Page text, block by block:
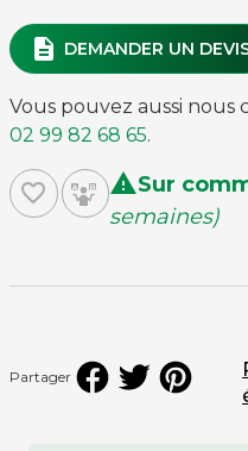
Partager
Rapide
Rapide
description DEMANDER UN
Vous pouvez aussi
02 99 82 68 65.
favorite_border Sur
semaines)